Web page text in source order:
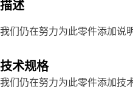
描述
我们仍在努力为此零件添加说明
技术规格
我们仍在努力为此零件添加技